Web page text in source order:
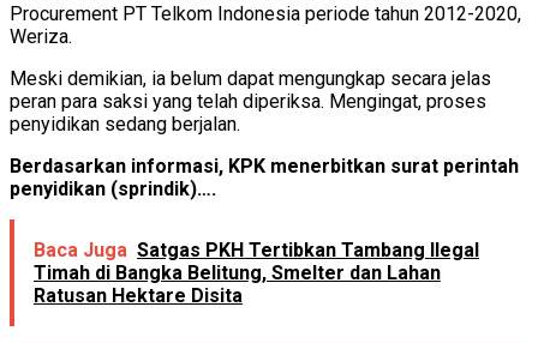
Procurement PT Telkom Indonesia periode tahun 2012-2020,
Weriza.
Meski demikian, ia belum dapat mengungkap secara jelas
peran para saksi yang telah diperiksa. Mengingat, proses
penyidikan sedang berjalan.
Berdasarkan informasi, KPK menerbitkan surat perintah
penyidikan (sprindik)….
Baca Juga Satgas PKH Tertibkan Tambang Ilegal
Timah di Bangka Belitung, Smelter dan Lahan
Ratusan Hektare Disita